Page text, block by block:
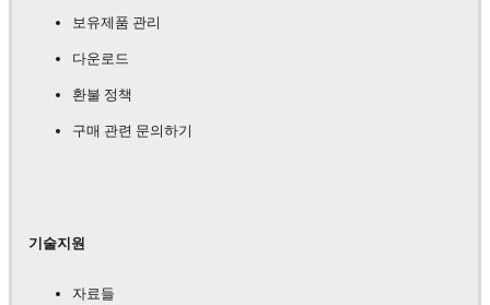
보유제품 관리
다운로드
환불 정책
구매 관련 문의하기
기술지원
자료들